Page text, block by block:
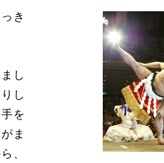
き
し
し
を
ま
、